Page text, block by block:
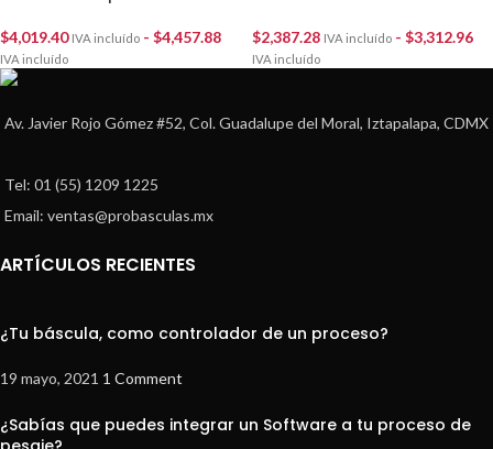
$4,019.40 IVA incluído - $4,457.88
IVA incluído
$2,387.28 IVA incluído - $3,312.96
IVA incluído
Av. Javier Rojo Gómez #52, Col. Guadalupe del Moral, Iztapalapa, CDMX
Tel: 01 (55) 1209 1225
Email: ventas@probasculas.mx
ARTÍCULOS RECIENTES
¿Tu báscula, como controlador de un proceso?
19 mayo, 2021 1 Comment
¿Sabías que puedes integrar un Software a tu proceso de